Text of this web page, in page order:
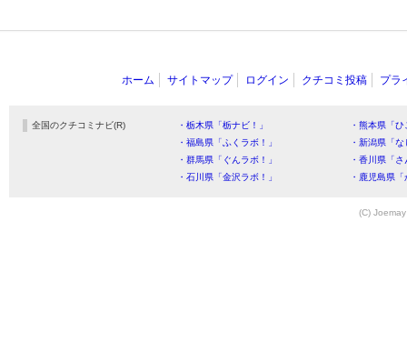
ホーム サイトマップ ログイン クチコミ投稿 プラ
全国のクチコミナビ(R) ・栃木県「栃ナビ！」
・熊本県「
・福島県「ふくラボ！」
・新潟県「
・群馬県「ぐんラボ！」
・香川県「
・石川県「金沢ラボ！」
・鹿児島県
(C)